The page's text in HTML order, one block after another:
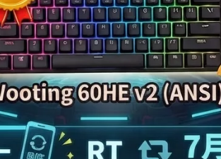
ら「うるさい」と怒鳴られた。隣の部屋
、本当にたくさんいます。
確な理由があります。
ると、自分の声量を客観的に把握
もりでも、家族・隣人には叫び声